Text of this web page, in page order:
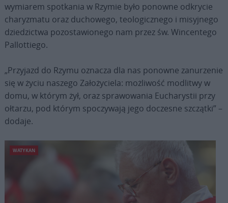
wymiarem spotkania w Rzymie było ponowne odkrycie
charyzmatu oraz duchowego, teologicznego i misyjnego
dziedzictwa pozostawionego nam przez św. Wincentego
Pallottiego.
„Przyjazd do Rzymu oznacza dla nas ponowne zanurzenie
się w życiu naszego Założyciela: możliwość modlitwy w
domu, w którym żył, oraz sprawowania Eucharystii przy
ołtarzu, pod którym spoczywają jego doczesne szczątki” –
dodaje.
WATYKAN